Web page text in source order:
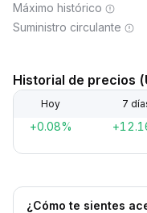
Máximo histórico
Suministro circulante
Historial de precios
Hoy 7
+0.08%
¿Cómo te sientes